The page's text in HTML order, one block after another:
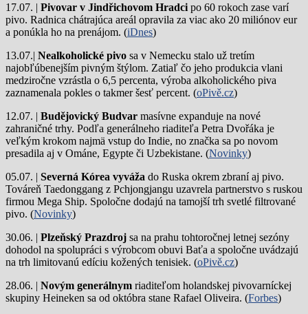
17.07. | Pivovar v Jindřichovom Hradci po 60 rokoch zase varí
pivo. Radnica chátrajúca areál opravila za viac ako 20 miliónov eur
a ponúkla ho na prenájom. (iDnes)
13.07.| Nealkoholické pivo sa v Nemecku stalo už tretím
najobľúbenejším pivným štýlom. Zatiaľ čo jeho produkcia vlani
medziročne vzrástla o 6,5 percenta, výroba alkoholického piva
zaznamenala pokles o takmer šesť percent. (oPivě.cz)
12.07. | Budějovický Budvar masívne expanduje na nové
zahraničné trhy. Podľa generálneho riaditeľa Petra Dvořáka je
veľkým krokom najmä vstup do Indie, no značka sa po novom
presadila aj v Ománe, Egypte či Uzbekistane. (Novinky)
05.07. | Severná Kórea vyváža do Ruska okrem zbraní aj pivo.
Továreň Taedonggang z Pchjongjangu uzavrela partnerstvo s ruskou
firmou Mega Ship. Spoločne dodajú na tamojší trh svetlé filtrované
pivo. (Novinky)
30.06. | Plzeňský Prazdroj sa na prahu tohtoročnej letnej sezóny
dohodol na spolupráci s výrobcom obuvi Baťa a spoločne uvádzajú
na trh limitovanú edíciu kožených tenisiek. (oPivě.cz)
28.06. | Novým generálnym riaditeľom holandskej pivovarníckej
skupiny Heineken sa od októbra stane Rafael Oliveira. (Forbes)